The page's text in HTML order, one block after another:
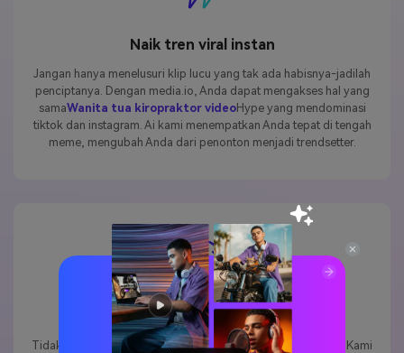
Naik tren viral instan
Jangan hanya menelusuri klip lucu yang tak ada habisnya-jadilah
penciptanya. Dengan media.io, Anda dapat mengakses hal yang
samaWanita tua kiropraktor videoHype yang mendominasi
tiktok dan instagram. Ai kami menempatkan Anda tepat di tengah
meme, mengubah Anda dari penonton menjadi trendsetter.
AI prompt dibuat sederhana
Tidak perlu menebak cara menulis perintah yang sempurna. Kami